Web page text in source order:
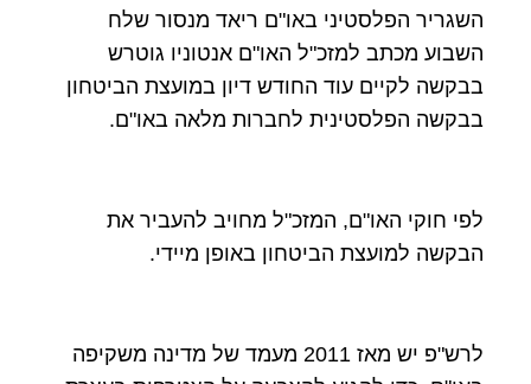
השגריר הפלסטיני באו"ם ריאד מנסור שלח
השבוע מכתב למזכ"ל האו"ם אנטוניו גוטרש
בבקשה לקיים עוד החודש דיון במועצת הביטחון
בבקשה הפלסטינית לחברות מלאה באו"ם.
לפי חוקי האו"ם, המזכ"ל מחויב להעביר את
הבקשה למועצת הביטחון באופן מיידי.
לרש"פ יש מאז 2011 מעמד של מדינה משקיפה